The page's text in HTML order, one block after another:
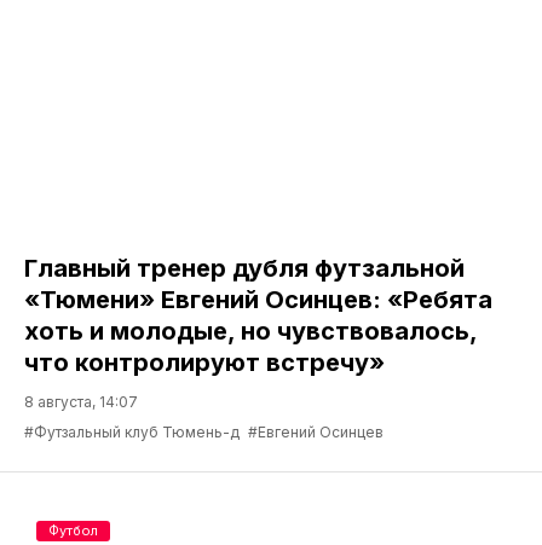
Главный тренер дубля футзальной
«Тюмени» Евгений Осинцев: «Ребята
хоть и молодые, но чувствовалось,
что контролируют встречу»
8 августа, 14:07
#Футзальный клуб Тюмень-д #Евгений Осинцев
Футбол